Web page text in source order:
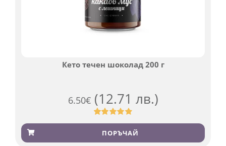
Кето течен шоколад 200 г
6.50€ (12.71 лв.)
Оценен
4.91 от 5,
базирано на
501
ПОРЪЧАЙ